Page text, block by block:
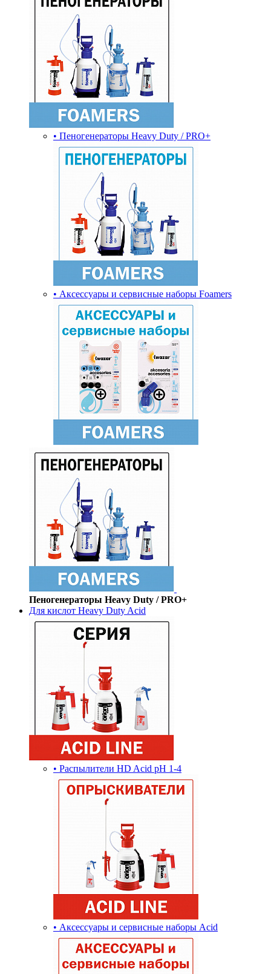
• Пеногенераторы Heavy Duty / PRO+
• Аксессуары и сервисные наборы Foamers
Пеногенераторы Heavy Duty / PRO+
Для кислот Heavy Duty Acid
• Распылители HD Acid pH 1-4
• Аксессуары и сервисные наборы Acid